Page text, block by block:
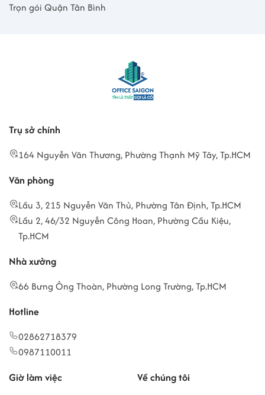
Trọn gói Quận Tân Bình
Trụ sở chính
164 Nguyễn Văn Thương, Phường Thạnh Mỹ Tây, Tp.HCM
Văn phòng
Lầu 3, 215 Nguyễn Văn Thủ, Phường Tân Định, Tp.HCM
Lầu 2, 46/32 Nguyễn Công Hoan, Phường Cầu Kiệu,
Tp.HCM
Nhà xưởng
66 Bưng Ông Thoàn, Phường Long Trường, Tp.HCM
Hotline
02862718379
0987110011
Giờ làm việc Về chúng tôi